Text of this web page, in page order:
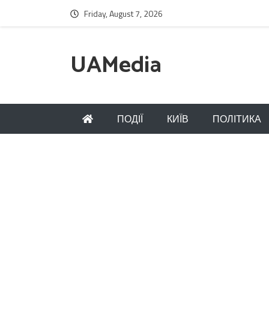
Friday, August 7, 2026
UAMedia
ПОДІЇ КИЇВ ПОЛІТИКА